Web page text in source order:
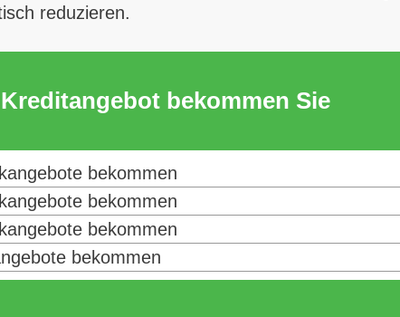
reduzieren.
bekommen Sie
bekommen
bekommen
bekommen
bekommen